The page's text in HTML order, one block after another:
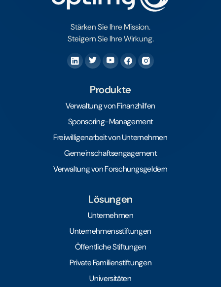
Stärken Sie Ihre Mission.
Steigern Sie Ihre Wirkung.
Produkte
Verwaltung von Finanzhilfen
Sponsoring-Management
Freiwilligenarbeit von Unternehmen
Gemeinschaftsengagement
Verwaltung von Forschungsgeldern
Lösungen
Unternehmen
Unternehmensstiftungen
Öffentliche Stiftungen
Private Familienstiftungen
Universitäten